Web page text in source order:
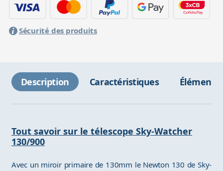
Sécurité des produits
Description Caractéristiques Éléments
Tout savoir sur le télescope Sky-Watcher
130/900
Avec un miroir primaire de 130mm le Newton 130 de Sky-